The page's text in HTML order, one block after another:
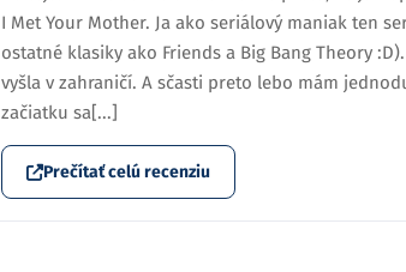
I Met Your Mother. Ja ako seriálový maniak ten
ostatné klasiky ako Friends a Big Bang Theory
vyšla v zahraničí. A sčasti preto lebo mám
začiatku sa[...]
Prečítať celú recenziu